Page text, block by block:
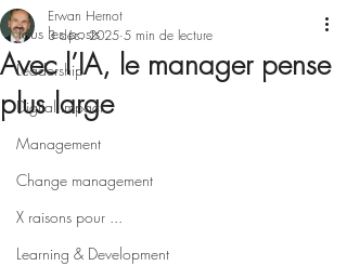
Tous les posts
Leadership
Digital impact
Management
Change management
X raisons pour ...
Learning & Development
Avec l’IA, le manager pense
plus large
Erwan Hernot
3 déc. 2025 5 min de lecture